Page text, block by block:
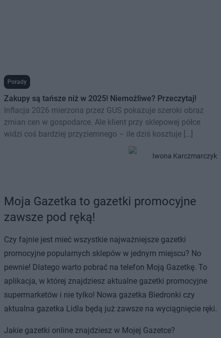
Porady
Zakupy są tańsze niż w 2025! Niemożliwe? Przeczytaj!
Inflacja 2026 mierzona przez GUS pokazuje szeroki obraz
zmian cen w gospodarce. Ale klient przy sklepowej półce
widzi coś bardziej przyziemnego – ile dziś kosztuje […]
Iwona Karczmarczyk
Moja Gazetka to gazetki promocyjne
zawsze pod ręką!
Czy fajnie jest mieć wszystkie najważniejsze gazetki
promocyjne popularnych sklepów w jednym miejscu? No
pewnie! Dlatego warto pobrać na telefon Moją Gazetkę. To
aplikacja, w której znajdziesz aktualne gazetki promocyjne
supermarketów i nie tylko! Nowa gazetka Biedronki czy
aktualna gazetka Lidla będą już zawsze na wyciągnięcie ręki.
Jakie gazetki online znajdziesz w Mojej Gazetce?